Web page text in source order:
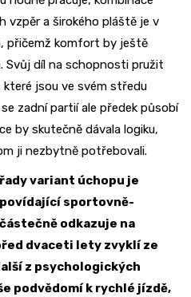
vzpěr a širokého pláště je v
přičemž komfort by ještě
Svůj díl na schopnosti pružit
jsou ve svém středu
zadní partií ale předek působí
by skutečně dávala logiku,
ji nezbytně potřebovali.
variant úchopu je
sportovně-
odkazuje na
dvaceti lety zvyklí ze
z psychologických
podvědomí k rychlé jízdě,